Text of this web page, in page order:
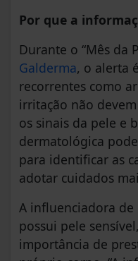
Por que a
Durante o “Mês da
Galderma, o alerta
recorrentes como
irritação não
os sinais da pele e
dermatológica
para identificar as
adotar cuidados
A influenciadora de
possui pele
importância de